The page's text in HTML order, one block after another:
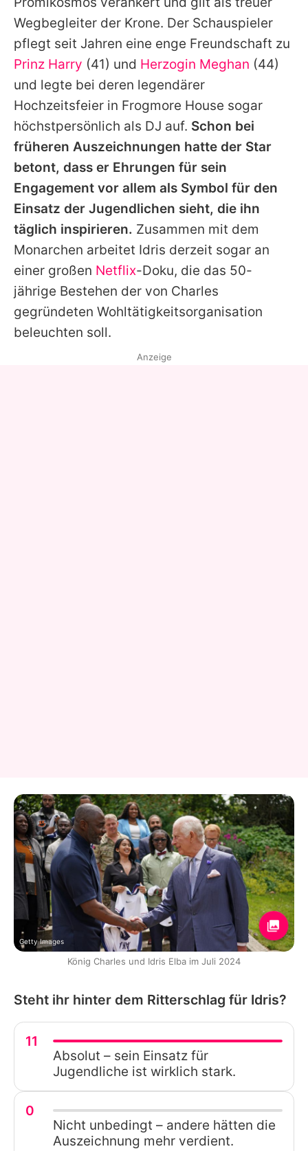
Wegbegleiter der Krone. Der Schauspieler
pflegt seit Jahren eine enge Freundschaft zu
Prinz Harry (41) und Herzogin Meghan (44)
und legte bei deren legendärer
Hochzeitsfeier in Frogmore House sogar
höchstpersönlich als DJ auf. Schon bei
früheren Auszeichnungen hatte der Star
betont, dass er Ehrungen für sein
Engagement vor allem als Symbol für den
Einsatz der Jugendlichen sieht, die ihn
täglich inspirieren. Zusammen mit dem
Monarchen arbeitet Idris derzeit sogar an
einer großen Netflix-Doku, die das 50-
jährige Bestehen der von Charles
gegründeten Wohltätigkeitsorganisation
beleuchten soll.
Anzeige
Getty Images
König Charles und Idris Elba im Juli 2024
Steht ihr hinter dem Ritterschlag für Idris?
11
Absolut – sein Einsatz für
Jugendliche ist wirklich stark.
0
Nicht unbedingt – andere hätten die
Auszeichnung mehr verdient.